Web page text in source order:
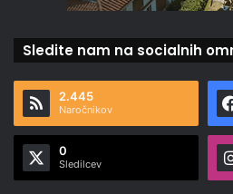
Sledite nam na socialnih
2.445
Naročnikov
0
Sledilcev